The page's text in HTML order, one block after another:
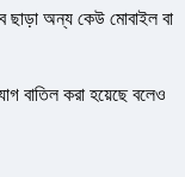
ছাড়া অন্য কেউ মোবাইল বা
বাতিল করা হয়েছে বলেও